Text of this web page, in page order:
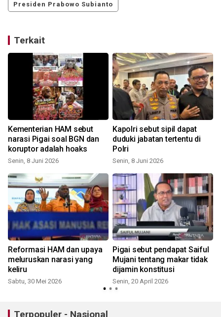
Presiden Prabowo Subianto
Terkait
Kementerian HAM sebut
narasi Pigai soal BGN dan
koruptor adalah hoaks
Senin, 8 Juni 2026
Kapolri sebut sipil dapat
duduki jabatan tertentu di
Polri
Senin, 8 Juni 2026
Reformasi HAM dan upaya
meluruskan narasi yang
keliru
Sabtu, 30 Mei 2026
Pigai sebut pendapat Saiful
Mujani tentang makar tidak
dijamin konstitusi
Senin, 20 April 2026
Terpopuler - Nasional